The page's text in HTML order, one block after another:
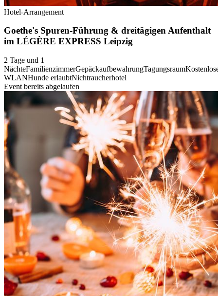
Hotel-Arrangement
Goethe's Spuren-Führung & dreitägigen Aufenthalt
im LÉGÈRE EXPRESS Leipzig
2 Tage und 1
NächteFamilienzimmerGepäckaufbewahrungTagungsraum
WLANHunde erlaubtNichtraucherhotel
Event bereits abgelaufen